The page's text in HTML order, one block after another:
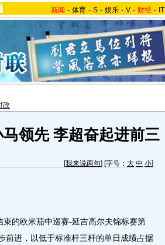
新闻 - 体育 - S - 娱乐 - V - 财经 - IT
政
领先 李超奋起进前三
[我来说两句] [字号： 大 中 小]
的欧米茄中巡赛-延吉高尔夫锦标赛第
前进，以低于标准杆三杆的单日成绩占据